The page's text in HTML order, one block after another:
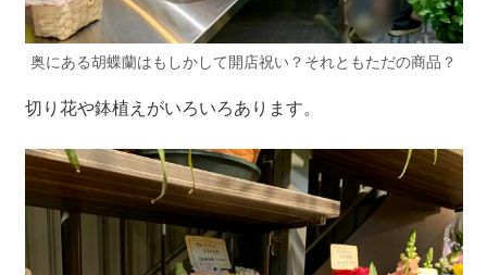
奥にある胡蝶蘭はもしかして開店祝い？それともただの商品？
切り花や鉢植えがいろいろあります。